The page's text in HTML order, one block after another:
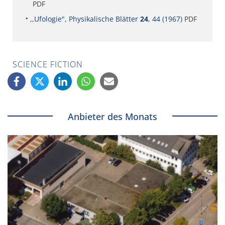
PDF
,,Ufologie", Physikalische Blätter 24, 44 (1967) PDF
SCIENCE FICTION
Anbieter des Monats